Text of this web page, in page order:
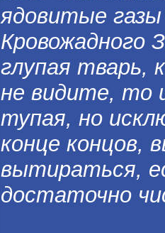
ядовитые
Кровожадного
глупая тварь,
не видите, то
тупая, но
конце концов,
вытираться,
достаточно